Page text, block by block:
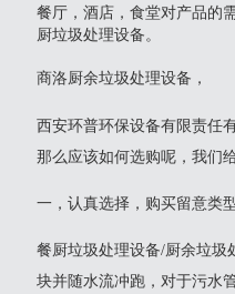
餐厅，酒店，食堂对产品的
厨垃圾处理设备。
商洛厨余垃圾处理设备，
西安环普环保设备有限责任
那么应该如何选购呢，我们
一，认真选择，购买留意类型
餐厨垃圾处理设备/厨余垃圾
块并随水流冲跑，对于污水